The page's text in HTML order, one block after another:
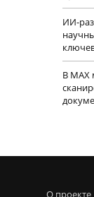
ИИ-
В MAX
О проекте